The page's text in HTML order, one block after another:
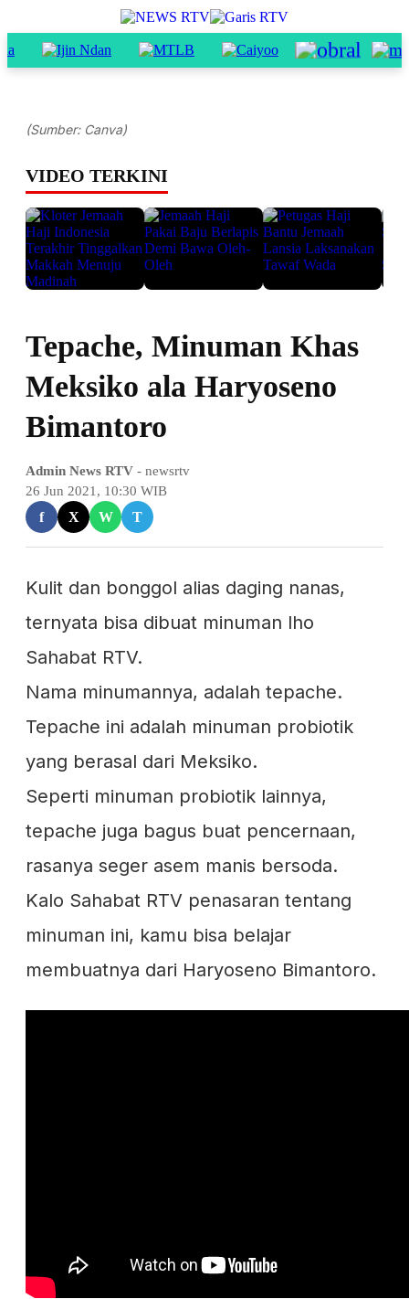
(Sumber: Canva)
VIDEO TERKINI
Tepache, Minuman Khas
Meksiko ala Haryoseno
Bimantoro
Admin News RTV - newsrtv
26 Jun 2021, 10:30 WIB
f X W T
Kulit dan bonggol alias daging nanas,
ternyata bisa dibuat minuman lho
Sahabat RTV.
Nama minumannya, adalah tepache.
Tepache ini adalah minuman probiotik
yang berasal dari Meksiko.
Seperti minuman probiotik lainnya,
tepache juga bagus buat pencernaan,
rasanya seger asem manis bersoda.
Kalo Sahabat RTV penasaran tentang
minuman ini, kamu bisa belajar
membuatnya dari Haryoseno Bimantoro.